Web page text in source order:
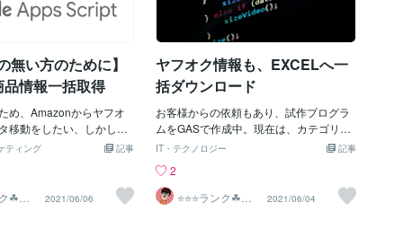
。それが、今回のテー
・・【カテゴリ設定の見
れを、軽んじていた人は
うか？笑 そういうとき
って」と・・・生きてり
いいじゃないですか、垢
んなことは、ほんの些細
、笑って声をかけてあげ
不治の病でもなく、生
お金なんて、どこででも
障も活用すれば、いいじ
。 と、かく言うわたし
に友人に泣きついて相談
アマゾン本部から、同じ返答が返ってく
るためです。そうならないようにするた
めにも、まず自分が今、その泥沼に足を
踏み入れていないか、当てはまっていな
いかチェックしてみてください。恐ら
く、以下の３つに、どれも、あてはまら
ない方は、自ずと時間をかければ、そう
遠くない間に、アカウント再開をされる
かと思います。【脱落する人の典型３タ
めている“情報”とは違う“自分が提出しや
すい情報”を本部に提出される方②求めら
れた要件に対し“全て”答えず、“答えられ
無い方のために】
情報一括取得
め、Amazonからヤフオ
移動をしたい、しかし、P
め、Amazonのデータ移行
かではなく、1商品75
移動作業を承るのが良い
と考えています。1プロジ
記事
ティング
☘ヤ
ター
2021/06/06
ヤフオク情報も、EXCELへ一
括ダウンロード
お客様からの依頼もあり、試作プログラ
ムをGASで作成中。現在は、カテゴリーI
D、商品タイトル、商品説明、商品価格
のでGASを使っていますが、折りを見て
Pythonでプログラミングしなおす予定で
す。PA-APIがない方で、Amazonの商品
記事
IT・テクノロジー
2
⭐️⭐️⭐️ランク☘ヤ
フオクマスター
2021/06/04